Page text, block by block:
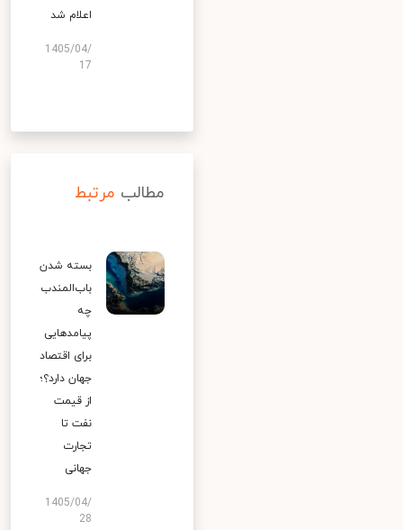
اعلام شد
1405/04/
17
مطالب مرتبط
بسته شدن
باب‌المندب
چه
پیامدهایی
برای اقتصاد
جهان دارد؟؛
از قیمت
نفت تا
تجارت
جهانی
1405/04/
28